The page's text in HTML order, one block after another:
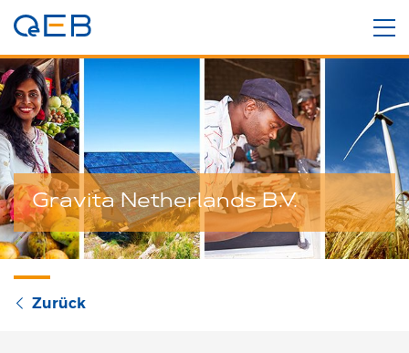
Gravita Netherlands B.V.
Zurück